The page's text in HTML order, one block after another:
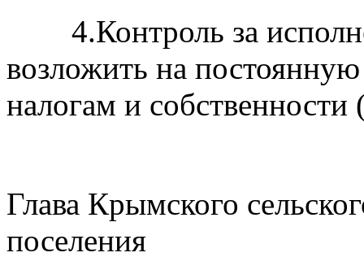
4.Контроль за
возложить на
налогам и собственности
Глава Крымского
поселения